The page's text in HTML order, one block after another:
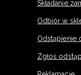
Składanie
Odbiór w
Odstąpienie
Zgłoś